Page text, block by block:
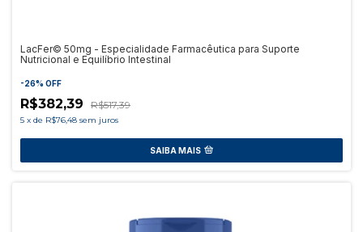
LacFer© 50mg - Especialidade Farmacêutica para Suporte
Nutricional e Equilíbrio Intestinal
-26% OFF
R$382,39 R$517,39
5 x de R$76,48 sem juros
SAIBA MAIS